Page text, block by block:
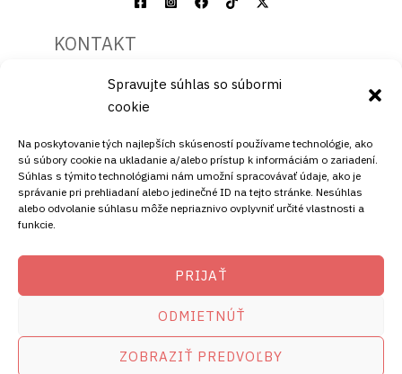
Spravujte súhlas so súbormi
cookie
Na poskytovanie tých najlepších skúseností používame technológie, ako
sú súbory cookie na ukladanie a/alebo prístup k informáciám o zariadení.
Súhlas s týmito technológiami nám umožní spracovávať údaje, ako je
správanie pri prehliadaní alebo jedinečné ID na tejto stránke. Nesúhlas
alebo odvolanie súhlasu môže nepriaznivo ovplyvniť určité vlastnosti a
funkcie.
PRIJAŤ
ODMIETNÚŤ
ZOBRAZIŤ PREDVOĽBY
KONTAKT
+421911072878
+421908072878
ADRESA
Štiavnička 211/49
Copyright © 2026 satelity.ellano.skamikostb.sk